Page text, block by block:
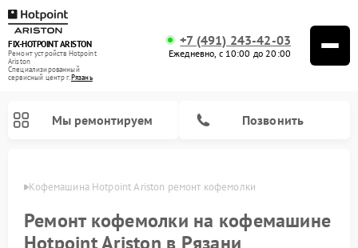
FIX-HOTPOINT ARISTON
Ремонт устройств Hotpoint
Ariston
Специализированный
cервисный центр г.Рязань
+7 (491) 243-42-03
Ежедневно, с 10:00 до 20:00
Мы ремонтируем Позвонить
Кофемашина Hotpoint Ariston ремонт кофемолки
Ремонт кофемолки на кофемашине
Hotpoint Ariston в Рязани